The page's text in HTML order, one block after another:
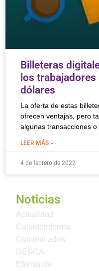
Billeteras
los
dólares
La oferta de estas
ofrecen ventajas, pero
algunas transacciones
LEER MÁS »
4 de febrero de 2022
Noticias
Actualidad
CaleidoInforma
Comunicados
DESCA
Efeméride